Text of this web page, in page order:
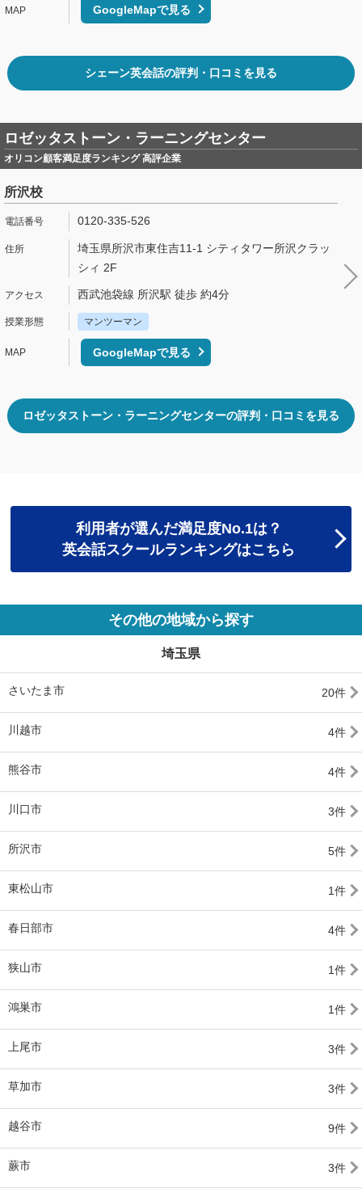
GoogleMapで見る
シェーン英会話の評判・口コミを見る
ロゼッタストーン・ラーニングセンター
オリコン顧客満足度ランキング 高評企業
所沢校
0120-335-526
埼玉県所沢市東住吉11-1 シティタワー所沢クラッ
シィ 2F
西武池袋線 所沢駅 徒歩 約4分
マンツーマン
GoogleMapで見る
ロゼッタストーン・ラーニングセンターの評判・口コミを見る
利用者が選んだ満足度No.1は？
英会話スクールランキングはこちら
その他の地域から探す
埼玉県
さいたま市 20件
川越市 4件
熊谷市 4件
川口市 3件
所沢市 5件
東松山市 1件
春日部市 4件
狭山市 1件
鴻巣市 1件
上尾市 3件
草加市 3件
越谷市 9件
蕨市 3件